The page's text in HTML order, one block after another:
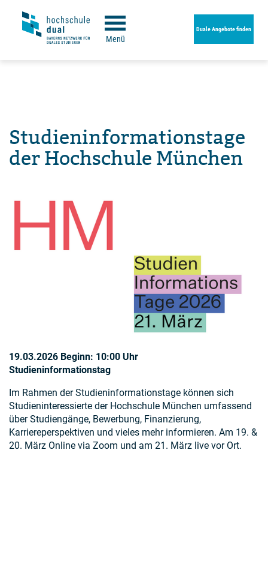
Menü
Duale Angebote finden
Studieninformationstage
der Hochschule München
19.03.2026 Beginn: 10:00 Uhr
Studieninformationstag
Im Rahmen der Studieninformationstage können sich
Studieninteressierte der Hochschule München umfassend
über Studiengänge, Bewerbung, Finanzierung,
Karriereperspektiven und vieles mehr informieren. Am 19. &
20. März Online via Zoom und am 21. März live vor Ort.